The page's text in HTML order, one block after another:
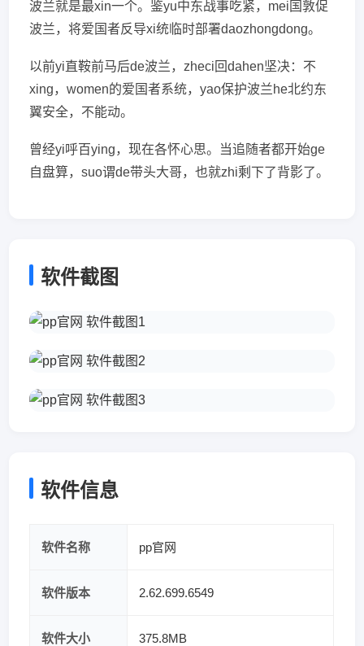
波兰就是最xin一个。鉴yu中东战事吃紧，mei国敦促
波兰，将爱国者反导xi统临时部署daozhongdong。
以前yi直鞍前马后de波兰，zheci回dahen坚决：不
xing，women的爱国者系统，yao保护波兰he北约东
翼安全，不能动。
曾经yi呼百ying，现在各怀心思。当追随者都开始ge
自盘算，suo谓de带头大哥，也就zhi剩下了背影了。
软件截图
软件信息
软件名称 pp官网
软件版本 2.62.699.6549
软件大小 375.8MB